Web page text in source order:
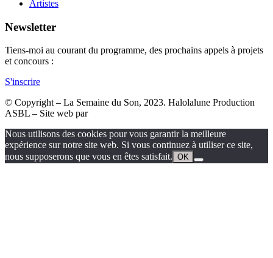
Artistes
Newsletter
Tiens-moi au courant du programme, des prochains appels à projets
et concours :
S'inscrire
© Copyright – La Semaine du Son, 2023. Halolalune Production
ASBL – Site web par
Nous utilisons des cookies pour vous garantir la meilleure
expérience sur notre site web. Si vous continuez à utiliser ce site,
nous supposerons que vous en êtes satisfait. OK